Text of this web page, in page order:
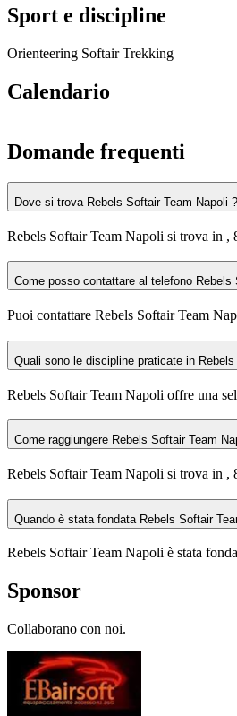
Sport e discipline
Orienteering SoftairTrekking
Calendario
Domande frequenti
Dove si trova Rebels Softair Team Napoli ?
Rebels Softair Team Napoli si trova in
Come posso contattare al telefono Rebels
Puoi contattare Rebels Softair Team
Quali sono le discipline praticate in
Rebels Softair Team Napoli offre una
Come raggiungere Rebels Softair Team
Rebels Softair Team Napoli si trova in
Quando è stata fondata Rebels Softair
Rebels Softair Team Napoli è stata
Sponsor
Collaborano con noi.